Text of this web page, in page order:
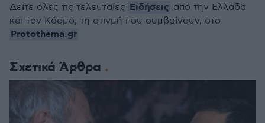
Σχετικά Άρθρα
Δείτε όλες τις τελευταίες Ειδήσεις από την Ελλάδα
και τον Κόσμο, τη στιγμή που συμβαίνουν, στο
Protothema.gr